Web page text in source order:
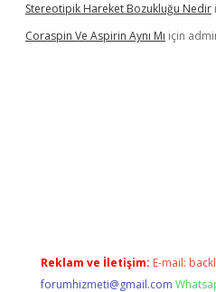
Stereotipik Hareket Bozukluğu Nedir
Coraspin Ve Aspirin Aynı Mı için
Reklam ve İletişim: E-mail:
forumhizmeti@gmail.com